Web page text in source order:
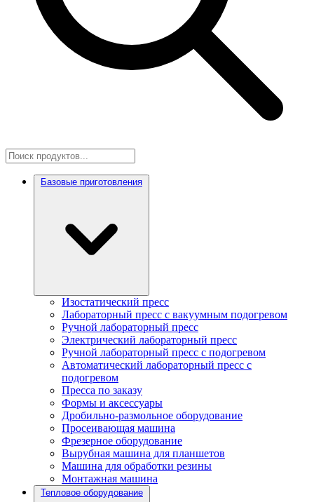
Базовые приготовления
Изостатический пресс
Лабораторный пресс с вакуумным подогревом
Ручной лабораторный пресс
Электрический лабораторный пресс
Ручной лабораторный пресс с подогревом
Автоматический лабораторный пресс с
подогревом
Пресса по заказу
Формы и аксессуары
Дробильно-размольное оборудование
Просеивающая машина
Фрезерное оборудование
Вырубная машина для планшетов
Машина для обработки резины
Монтажная машина
Тепловое оборудование